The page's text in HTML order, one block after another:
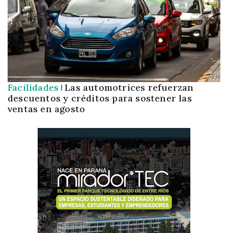
Facilidades Las automotrices refuerzan
descuentos y créditos para sostener las
ventas en agosto